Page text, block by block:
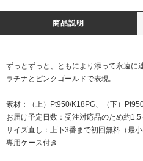
商品説明
ずっとずっと、ともにより添って永遠に
ラチナとピンクゴールドで表現。
素材：（上）Pt950/K18PG、（下）
お届け予定日数：受注対応品のため約1.5
サイズ直し：上下3番まで初回無料（最
専用ケース付き